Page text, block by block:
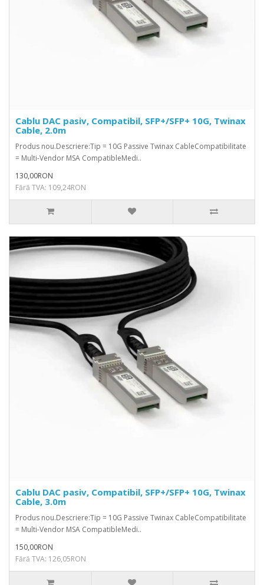
Cablu DAC pasiv, Compatibil, SFP+/SFP+ 10G, Twinax
Cable, 2.0m
Produs nou.Descriere:Tip = 10G Passive Twinax CableCompatibilitate
= Multi-Vendor MSA CompatibleMedi..
130,00RON
Fără TVA: 109,24RON
Cablu DAC pasiv, Compatibil, SFP+/SFP+ 10G, Twinax
Cable, 3.0m
Produs nou.Descriere:Tip = 10G Passive Twinax CableCompatibilitate
= Multi-Vendor MSA CompatibleMedi..
150,00RON
Fără TVA: 126,05RON